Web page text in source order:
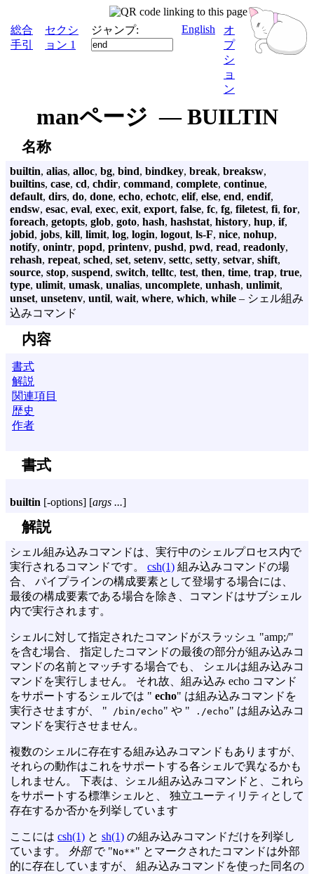
総合
手引
セクシ
ョン 1
ジャンプ: English
オ
プ
シ
ョ
ン
manページ — BUILTIN
名称
builtin, alias, alloc, bg, bind, bindkey, break, breaksw,
builtins, case, cd, chdir, command, complete, continue,
default, dirs, do, done, echo, echotc, elif, else, end, endif,
endsw, esac, eval, exec, exit, export, false, fc, fg, filetest, fi, for,
foreach, getopts, glob, goto, hash, hashstat, history, hup, if,
jobid, jobs, kill, limit, log, login, logout, ls-F, nice, nohup,
notify, onintr, popd, printenv, pushd, pwd, read, readonly,
rehash, repeat, sched, set, setenv, settc, setty, setvar, shift,
source, stop, suspend, switch, telltc, test, then, time, trap, true,
type, ulimit, umask, unalias, uncomplete, unhash, unlimit,
unset, unsetenv, until, wait, where, which, while – シェル組み
込みコマンド
内容
書式
解説
関連項目
歴史
作者
書式
builtin [-options] [args ...]
解説
シェル組み込みコマンドは、実行中のシェルプロセス内で
実行されるコマンドです。 csh(1) 組み込みコマンドの場
合、 パイプラインの構成要素として登場する場合には、
最後の構成要素である場合を除き、コマンドはサブシェル
内で実行されます。
シェルに対して指定されたコマンドがスラッシュ "amp;/"
を含む場合、 指定したコマンドの最後の部分が組み込みコ
マンドの名前とマッチする場合でも、 シェルは組み込みコ
マンドを実行しません。 それ故、組み込み echo コマンド
をサポートするシェルでは " echo" は組み込みコマンドを
実行させますが、 " /bin/echo" や " ./echo" は組み込みコ
マンドを実行させません。
複数のシェルに存在する組み込みコマンドもありますが、
それらの動作はこれをサポートする各シェルで異なるかも
しれません。 下表は、シェル組み込みコマンドと、これら
をサポートする標準シェルと、 独立ユーティリティとして
存在するか否かを列挙しています
ここには csh(1) と sh(1) の組み込みコマンドだけを列挙し
ています。 外部で "No**" とマークされたコマンドは外部
的に存在していますが、 組み込みコマンドを使った同名の